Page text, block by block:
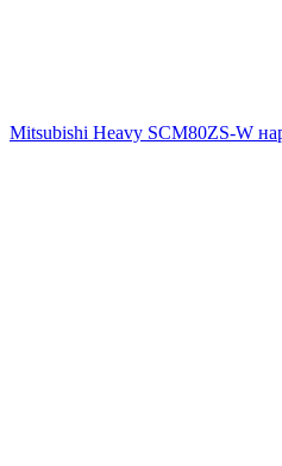
Mitsubishi Heavy SCM80ZS-W